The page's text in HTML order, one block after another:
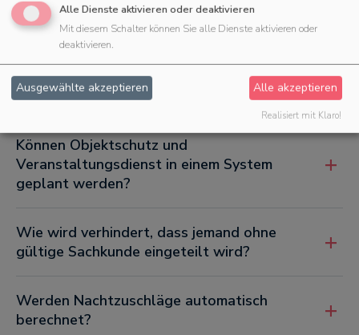
Häufige Fragen
Können Objektschutz und
Veranstaltungsdienst in einem System
geplant werden?
Wie wird verhindert, dass jemand ohne
gültige Sachkunde eingeteilt wird?
Werden Nachtzuschläge automatisch
berechnet?
Alle Dienste aktivieren oder deaktivieren
Mit diesem Schalter können Sie alle Dienste aktivieren oder
deaktivieren.
Ausgewählte akzeptieren Alle akzeptieren
Realisiert mit Klaro!